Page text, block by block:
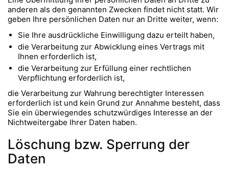
anderen als den genannten Zwecken findet nicht statt. Wir
geben Ihre persönlichen Daten nur an Dritte weiter, wenn:
Sie Ihre ausdrückliche Einwilligung dazu erteilt haben,
die Verarbeitung zur Abwicklung eines Vertrags mit
Ihnen erforderlich ist,
die Verarbeitung zur Erfüllung einer rechtlichen
Verpflichtung erforderlich ist,
die Verarbeitung zur Wahrung berechtigter Interessen
erforderlich ist und kein Grund zur Annahme besteht, dass
Sie ein überwiegendes schutzwürdiges Interesse an der
Nichtweitergabe Ihrer Daten haben.
Löschung bzw. Sperrung der
Daten